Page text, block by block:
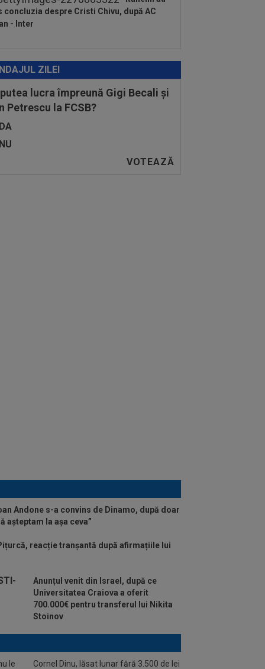
concluzia despre Cristi Chivu, după AC
- Inter
ZILEI
lucra împreună Gigi Becali și
Petrescu la FCSB?
DA
NU
Andone s-a convins de Dinamo, după doar
așteptam la așa ceva”
reacție tranșantă după afirmațiile lui
Anunțul venit din Israel, după ce
Universitatea Craiova a oferit
700.000€ pentru transferul lui Nikita
Stoinov
le
Cornel Dinu, lăsat lunar fără 3.500 de lei